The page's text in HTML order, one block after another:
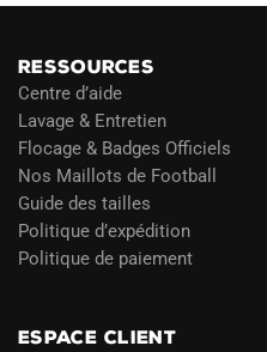
RESSOURCES
Centre d’aide
Lavage & Entretien
Flocage & Badges Officiels
Nos Maillots de Football
Guide des tailles
Politique d’expédition
Politique de paiement
ESPACE CLIENT